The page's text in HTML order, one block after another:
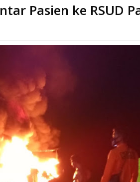
Pasien ke RSUD